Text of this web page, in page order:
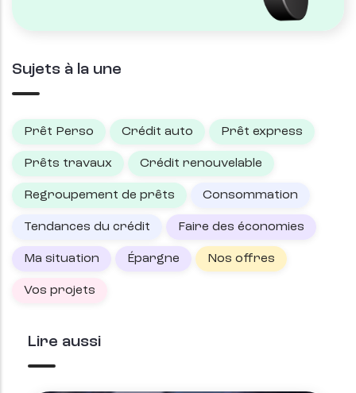
Sujets à la une
Prêt Perso Crédit auto Prêt express
Prêts travaux Crédit renouvelable
Regroupement de prêts Consommation
Tendances du crédit Faire des économies
Ma situation Épargne Nos offres
Vos projets
Lire aussi